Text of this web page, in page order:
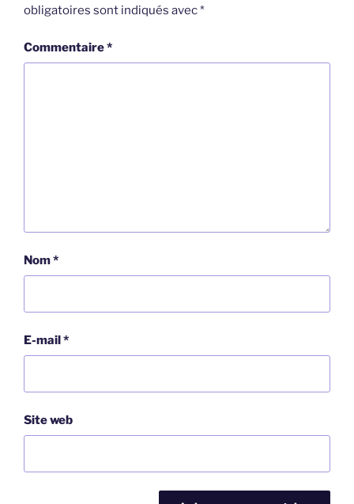
obligatoires sont indiqués avec*
Commentaire*
Nom*
E-mail*
Site web